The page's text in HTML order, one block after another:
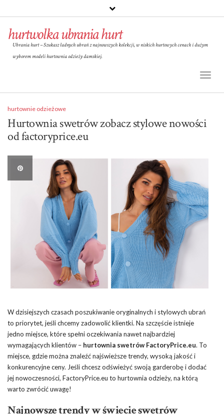
hurtwolka ubrania hurt
Ubrania hurt – Szukasz ładnych ubrań z najnowszych kolekcji, w niskich hurtowych cenach i dużym
wyborem modeli hurtownia odzieży damskiej.
hurtownie odzieżowe
Hurtownia swetrów zobacz stylowe nowości
od factoryprice.eu
W dzisiejszych czasach poszukiwanie oryginalnych i stylowych ubrań
to priorytet, jeśli chcemy zadowolić klientki. Na szczęście istnieje
jedno miejsce, które spełni oczekiwania nawet najbardziej
wymagających klientów – hurtownia swetrów FactoryPrice.eu. To
miejsce, gdzie można znaleźć najświeższe trendy, wysoką jakość i
konkurencyjne ceny. Jeśli chcesz odświeżyć swoją garderobę i dodać
jej nowoczesności, FactoryPrice.eu to hurtownia odzieży, na którą
warto zwrócić uwagę!
Najnowsze trendy w świecie swetrów